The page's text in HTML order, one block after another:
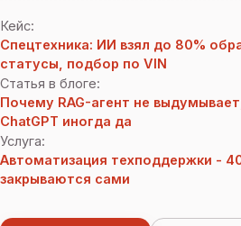
Кейс:
Спецтехника: ИИ взял до 80%
статусы, подбор по VIN
Статья в блоге:
Почему RAG-агент не
ChatGPT иногда да
Услуга:
Автоматизация техподдержки -
закрываются сами